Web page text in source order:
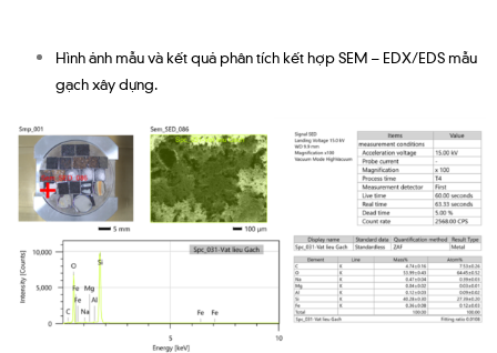
Hình ảnh mẫu và kết quả phân tích kết hợp SEM – EDX/EDS mẫu
gạch xây dựng.